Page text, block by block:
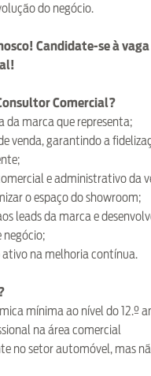
do negócio.
Candidate-se à vaga
Comercial?
da marca que representa;
venda, garantindo a
e administrativo da
o espaço do showroom;
leads da marca e
negócio;
ativo na melhoria contínua.
mínima ao nível do 12.º
na área comercial
no setor automóvel, mas